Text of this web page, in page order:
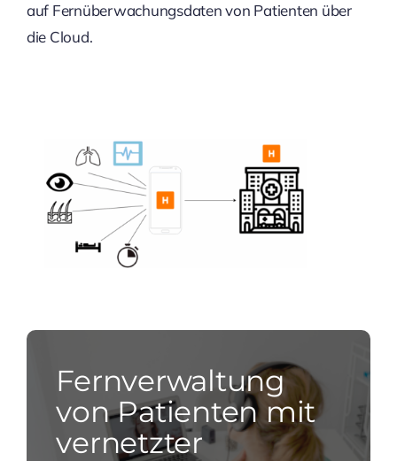
auf Fernüberwachungsdaten von Patienten über
die Cloud.
Fernverwaltung
von Patienten mit
vernetzter